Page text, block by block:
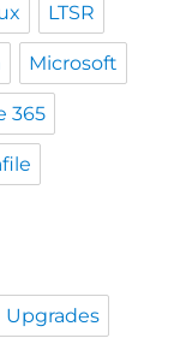
LTSR
Microsoft
365
Upgrades